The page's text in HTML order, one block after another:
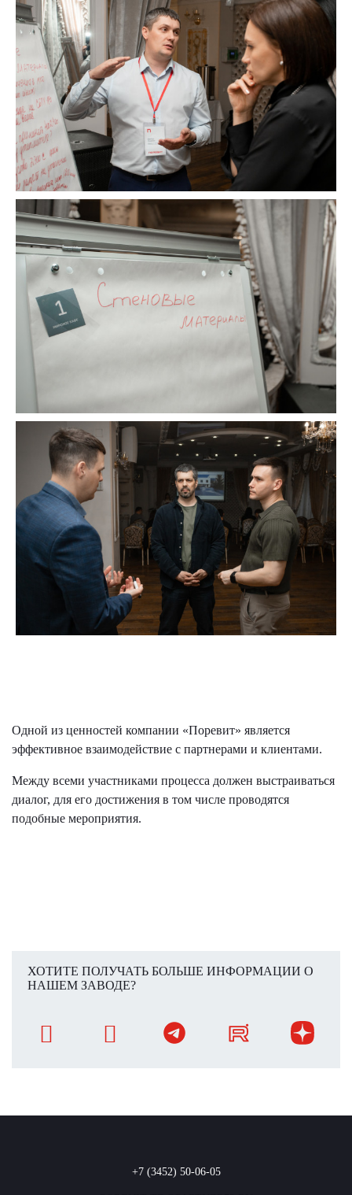
Одной из ценностей компании «Поревит» является
эффективное взаимодействие с партнерами и клиентами.
Между всеми участниками процесса должен выстраиваться
диалог, для его достижения в том числе проводятся
подобные мероприятия.
ХОТИТЕ ПОЛУЧАТЬ БОЛЬШЕ ИНФОРМАЦИИ О
НАШЕМ ЗАВОДЕ?
+7 (3452) 50-06-05